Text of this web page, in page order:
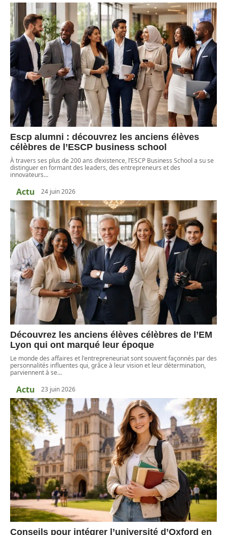
Escp alumni : découvrez les anciens élèves
célèbres de l’ESCP business school
À travers ses plus de 200 ans d’existence, l’ESCP Business School a su se
distinguer en formant des leaders, des entrepreneurs et des
innovateurs…
Actu 24 juin 2026
Découvrez les anciens élèves célèbres de l’EM
Lyon qui ont marqué leur époque
Le monde des affaires et l'entrepreneuriat sont souvent façonnés par des
personnalités influentes qui, grâce à leur vision et leur détermination,
parviennent à se…
Actu 23 juin 2026
Conseils pour intégrer l’université d’Oxford en